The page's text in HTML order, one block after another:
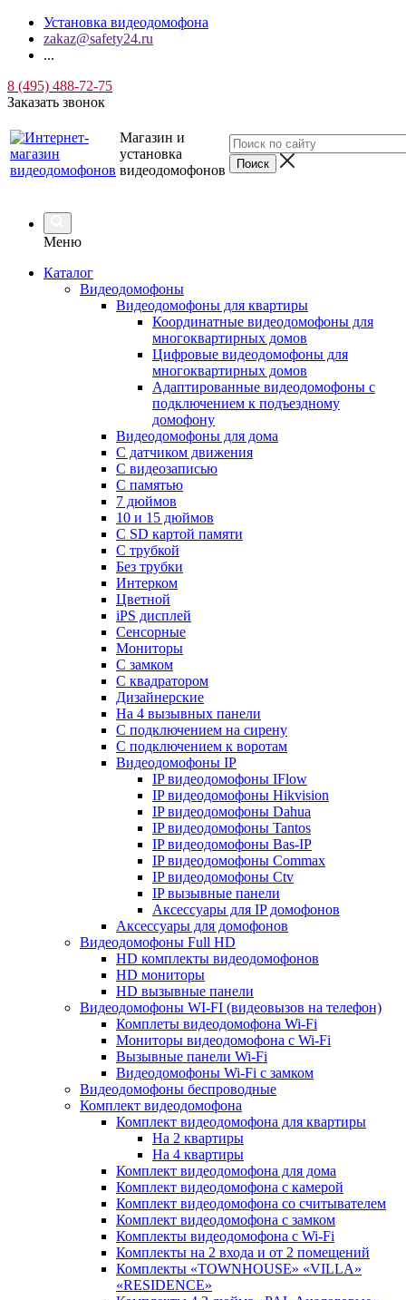
Установка видеодомофона
zakaz@safety24.ru
...
8 (495) 488-72-75
Заказать звонок
Магазин и
установка
видеодомофонов
Меню
Каталог
Видеодомофоны
Видеодомофоны для квартиры
Координатные видеодомофоны для
многоквартирных домов
Цифровые видеодомофоны для
многоквартирных домов
Адаптированные видеодомофоны с
подключением к подъездному
домофону
Видеодомофоны для дома
С датчиком движения
С видеозаписью
C памятью
7 дюймов
10 и 15 дюймов
С SD картой памяти
С трубкой
Без трубки
Интерком
Цветной
iPS дисплей
Сенсорные
Мониторы
С замком
C квадратором
Дизайнерские
На 4 вызывных панели
С подключением на сирену
С подключением к воротам
Видеодомофоны IP
IP видеодомофоны IFlow
IP видеодомофоны Hikvision
IP видеодомофоны Dahua
IP видеодомофоны Tantos
IP видеодомофоны Bas-IP
IP видеодомофоны Commax
IP видеодомофоны Ctv
IP вызывные панели
Аксессуары для IP домофонов
Аксессуары для домофонов
Видеодомофоны Full HD
HD комплекты видеодомофонов
HD мониторы
HD вызывные панели
Видеодомофоны WI-FI (видеовызов на телефон)
Комплеты видеодомофона Wi-Fi
Мониторы видеодомофона с Wi-Fi
Вызывные панели Wi-Fi
Видеодомофоны Wi-Fi с замком
Видеодомофоны беспроводные
Комплект видеодомофона
Комплект видеодомофона для квартиры
На 2 квартиры
На 4 квартиры
Комплект видеодомофона для дома
Комплект видеодомофона с камерой
Комплект видеодомофона со считывателем
Комплект видеодомофона c замком
Комплекты видеодомофона с Wi-Fi
Комплекты на 2 входа и от 2 помещений
Комплекты «TOWNHOUSE» «VILLA»
«RESIDENCE»